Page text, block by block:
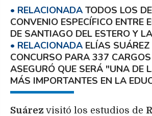
TODOS LOS
CONVENIO ESPECÍFICO ENTRE
DE SANTIAGO DEL ESTERO Y
ELÍAS
CONCURSO PARA 337
ASEGURÓ QUE SERÁ "UNA DE
MÁS IMPORTANTES EN LA
Suárez visitó los estudios de